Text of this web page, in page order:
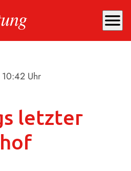
menu
Uhr
letzter